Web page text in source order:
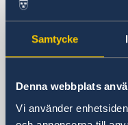
Samtycke
Denna webbplats
Vi använder
Metro: South
Postadress
Sveriges
381 Huaihai
Shanghai
Kina